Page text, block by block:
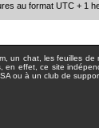
au format UTC + 1
un chat, les feuilles de
en effet, ce site
ou à un club de